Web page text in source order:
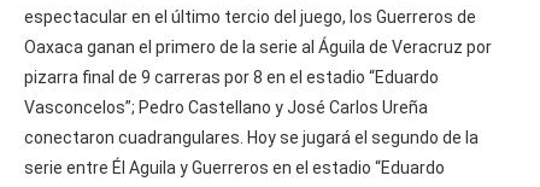
espectacular en el último tercio del juego, los Guerreros de
Oaxaca ganan el primero de la serie al Águila de Veracruz por
pizarra final de 9 carreras por 8 en el estadio “Eduardo
Vasconcelos”; Pedro Castellano y José Carlos Ureña
conectaron cuadrangulares. Hoy se jugará el segundo de la
serie entre Él Aguila y Guerreros en el estadio “Eduardo